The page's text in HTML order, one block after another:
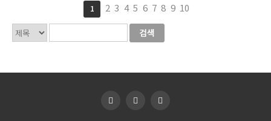
1 2 3 4 5 6 7 8 9 10